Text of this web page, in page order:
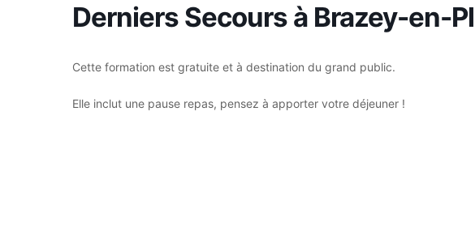
Derniers Secours à Brazey-en-
Cette formation est gratuite et à destination du grand public.
Elle inclut une pause repas, pensez à apporter votre déjeuner !